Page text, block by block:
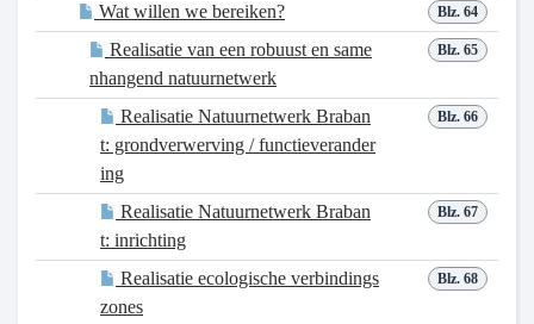
Blz. 64
Wat willen we bereiken?
Blz. 65
Realisatie van een robuust en same
nhangend natuurnetwerk
Blz. 66
Realisatie Natuurnetwerk Braban
t: grondverwerving / functieverander
ing
Blz. 67
Realisatie Natuurnetwerk Braban
t: inrichting
Blz. 68
Realisatie ecologische verbindings
zones